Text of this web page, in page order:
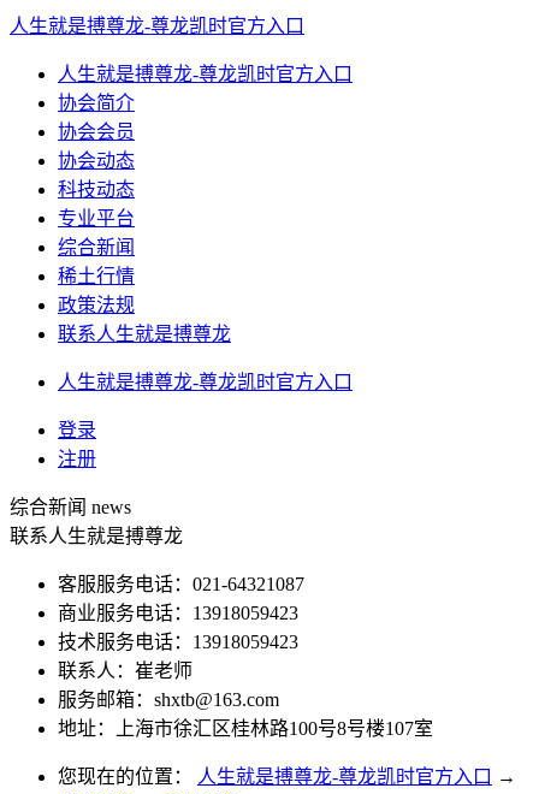
人生就是搏尊龙-尊龙凯时官方入口
人生就是搏尊龙-尊龙凯时官方入口
协会简介
协会会员
协会动态
科技动态
专业平台
综合新闻
稀土行情
政策法规
联系人生就是搏尊龙
人生就是搏尊龙-尊龙凯时官方入口
登录
注册
综合新闻 news
联系人生就是搏尊龙
客服服务电话：021-64321087
商业服务电话：13918059423
技术服务电话：13918059423
联系人：崔老师
服务邮箱： shxtb@163.com
地址：上海市徐汇区桂林路100号8号楼107室
您现在的位置： 人生就是搏尊龙-尊龙凯时官方入口 →